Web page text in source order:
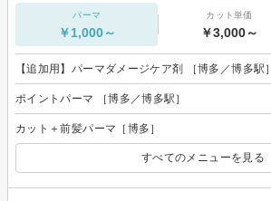
パーマ
￥1,000～
カット単価
￥3,000～
【追加用】パーマダメージケア剤 ［博多／博多駅］
ポイントパーマ ［博多／博多駅］
カット＋前髪パーマ［博多］
すべてのメニューを見る